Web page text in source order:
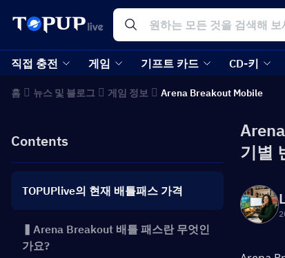
직접 충전 게임 기프트 카드 CD-키
홈 뉴스 및 블로그 게임 정보 Arena Breakout Mobile
Contents
TOPUPlive의 현재 배틀패스 가격
▍Arena Breakout 배틀 패스란 무엇인
가요?
기별